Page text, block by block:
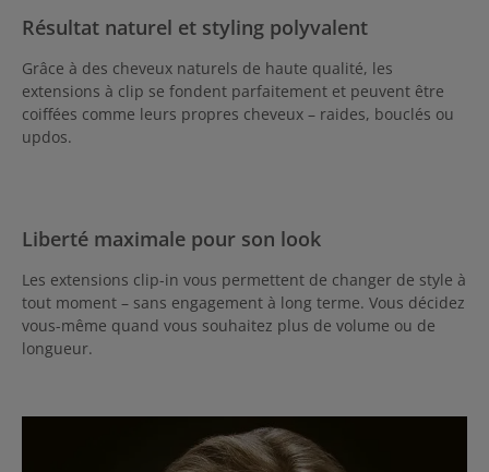
Résultat naturel et styling polyvalent
Grâce à des cheveux naturels de haute qualité, les
extensions à clip se fondent parfaitement et peuvent être
coiffées comme leurs propres cheveux – raides, bouclés ou
updos.
Liberté maximale pour son look
Les extensions clip-in vous permettent de changer de style à
tout moment – sans engagement à long terme. Vous décidez
vous-même quand vous souhaitez plus de volume ou de
longueur.